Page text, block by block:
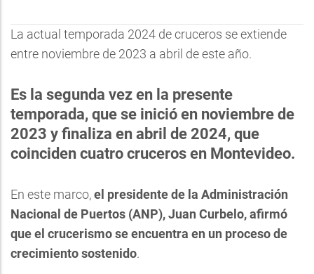
La actual temporada 2024 de cruceros se extiende
entre noviembre de 2023 a abril de este año.
Es la segunda vez en la presente
temporada, que se inició en noviembre de
2023 y finaliza en abril de 2024, que
coinciden cuatro cruceros en Montevideo.
En este marco,el presidente de la Administración
Nacional de Puertos (ANP), Juan Curbelo, afirmó
que el crucerismo se encuentra en un proceso de
crecimiento sostenido.